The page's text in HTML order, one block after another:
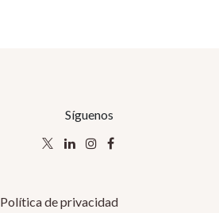
Síguenos
Política de privacidad